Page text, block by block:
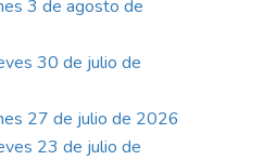
3 de agosto de
30 de julio de
27 de julio de 2026
23 de julio de